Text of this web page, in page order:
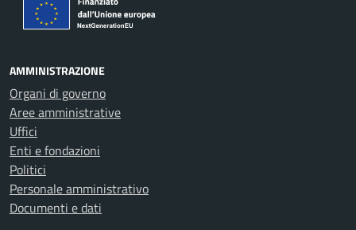
AMMINISTRAZIONE
Organi di governo
Aree amministrative
Uffici
Enti e fondazioni
Politici
Personale amministrativo
Documenti e dati